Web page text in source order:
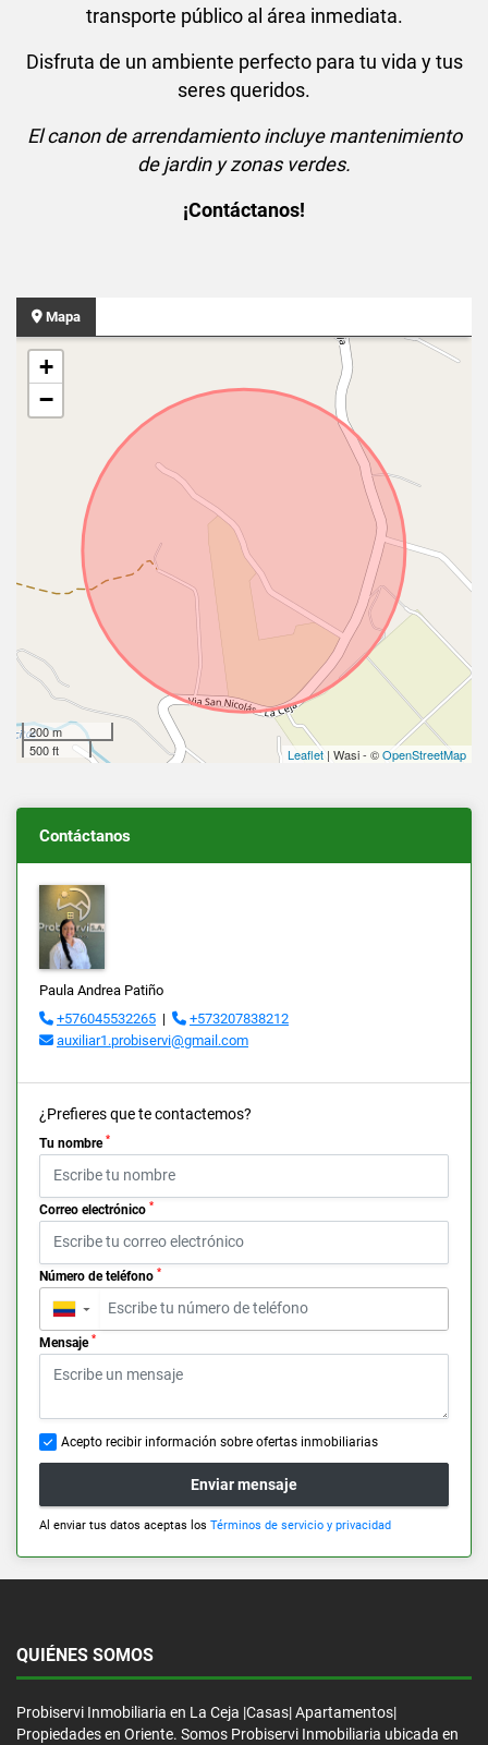
transporte público al área inmediata.
Disfruta de un ambiente perfecto para tu vida y tus
seres queridos.
El canon de arrendamiento incluye mantenimiento
de jardin y zonas verdes.
¡Contáctanos!
Mapa
+
−
200 m
500 ft
Leaflet | Wasi - ©OpenStreetMap
Contáctanos
Paula Andrea Patiño
+576045532265 |
+573207838212
auxiliar1.probiservi@gmail.com
¿Prefieres que te contactemos?
Tu nombre *
Correo electrónico *
Número de teléfono *
▼
Mensaje *
Acepto recibir información sobre ofertas inmobiliarias
Enviar mensaje
Al enviar tus datos aceptas los Términos de servicio y privacidad
QUIÉNES SOMOS
Probiservi Inmobiliaria en La Ceja |Casas| Apartamentos|
Propiedades en Oriente. Somos Probiservi Inmobiliaria ubicada en